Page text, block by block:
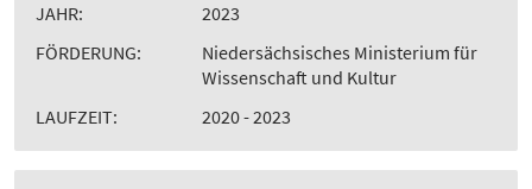
JAHR:
2023
FÖRDERUNG:
Niedersächsisches Ministerium für
Wissenschaft und Kultur
LAUFZEIT:
2020 - 2023